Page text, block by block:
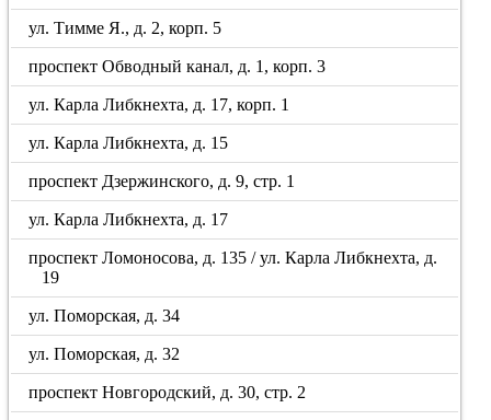
ул. Тимме Я., д. 2, корп. 5
проспект Обводный канал, д. 1, корп. 3
ул. Карла Либкнехта, д. 17, корп. 1
ул. Карла Либкнехта, д. 15
проспект Дзержинского, д. 9, стр. 1
ул. Карла Либкнехта, д. 17
проспект Ломоносова, д. 135 / ул. Карла Либкнехта, д.
19
ул. Поморская, д. 34
ул. Поморская, д. 32
проспект Новгородский, д. 30, стр. 2